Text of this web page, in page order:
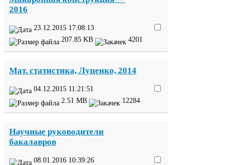
2016
23 12 2015 17:08:13
207 85 KB 4201
Мат. статистика, Луценко, 2014
04 12 2015 11:21:51
2.51 MB 12284
Научные руководители
бакалавров
08.01.2016 10:39:26